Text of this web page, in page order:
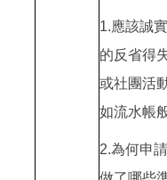
1.應該誠
的反省得
或社團活
如流水帳
2.為何申